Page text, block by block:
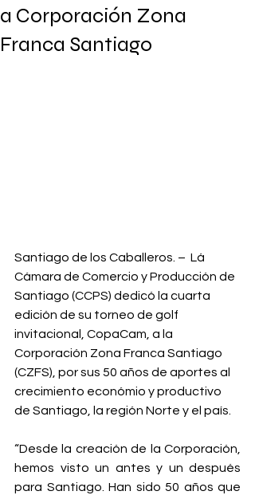
a Corporación Zona
Franca Santiago
Santiago de los Caballeros. –  Lá
Cámara de Comercio y Producción de
Santiago (CCPS) dedicó la cuarta
edición de su torneo de golf
invitacional, CopaCam, a la
Corporación Zona Franca Santiago
(CZFS), por sus 50 años de aportes al
crecimiento económio y productivo
de Santiago, la región Norte y el país.
“Desde la creación de la Corporación,
hemos visto un antes y un después
para Santiago. Han sido 50 años que